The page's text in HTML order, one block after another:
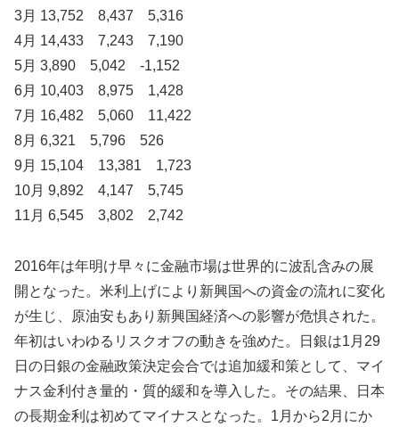
3月 13,752 8,437 5,316
4月 14,433 7,243 7,190
5月 3,890 5,042 -1,152
6月 10,403 8,975 1,428
7月 16,482 5,060 11,422
8月 6,321 5,796 526
9月 15,104 13,381 1,723
10月 9,892 4,147 5,745
11月 6,545 3,802 2,742
2016年は年明け早々に金融市場は世界的に波乱含みの展
開となった。米利上げにより新興国への資金の流れに変化
が生じ、原油安もあり新興国経済への影響が危惧された。
年初はいわゆるリスクオフの動きを強めた。日銀は1月29
日の日銀の金融政策決定会合では追加緩和策として、マイ
ナス金利付き量的・質的緩和を導入した。その結果、日本
の長期金利は初めてマイナスとなった。1月から2月にか